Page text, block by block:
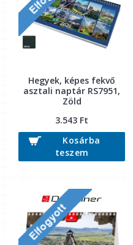
Hegyek, képes fekvő
asztali naptár RS7951,
Zöld
3.543 Ft
Kosárba
teszem